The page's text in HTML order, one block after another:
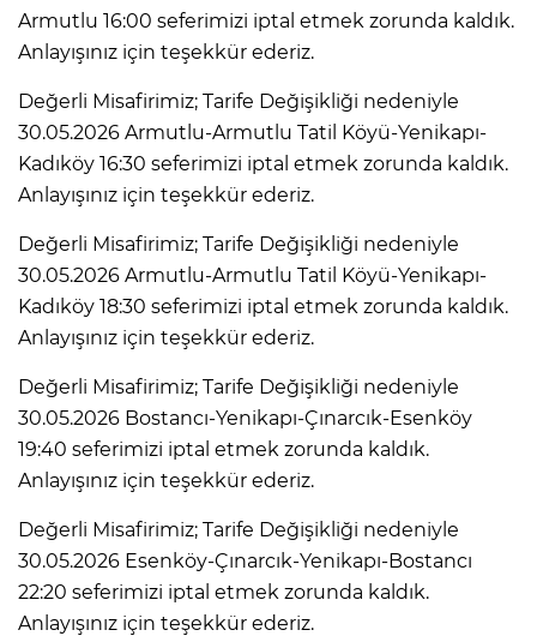
Armutlu 16:00 seferimizi iptal etmek zorunda kaldık.
Anlayışınız için teşekkür ederiz.
Değerli Misafirimiz; Tarife Değişikliği nedeniyle
30.05.2026 Armutlu-Armutlu Tatil Köyü-Yenikapı-
Kadıköy 16:30 seferimizi iptal etmek zorunda kaldık.
Anlayışınız için teşekkür ederiz.
Değerli Misafirimiz; Tarife Değişikliği nedeniyle
30.05.2026 Armutlu-Armutlu Tatil Köyü-Yenikapı-
Kadıköy 18:30 seferimizi iptal etmek zorunda kaldık.
Anlayışınız için teşekkür ederiz.
Değerli Misafirimiz; Tarife Değişikliği nedeniyle
30.05.2026 Bostancı-Yenikapı-Çınarcık-Esenköy
19:40 seferimizi iptal etmek zorunda kaldık.
Anlayışınız için teşekkür ederiz.
Değerli Misafirimiz; Tarife Değişikliği nedeniyle
30.05.2026 Esenköy-Çınarcık-Yenikapı-Bostancı
22:20 seferimizi iptal etmek zorunda kaldık.
Anlayışınız için teşekkür ederiz.